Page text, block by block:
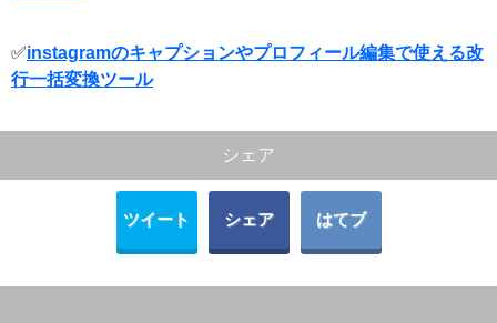
✅instagramのキャプションやプロフィール編集で使える改
行一括変換ツール
シェア
ツイート シェア はてブ